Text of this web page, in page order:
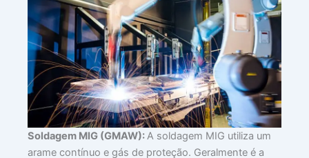
Soldagem MIG (GMAW):A soldagem MIG utiliza um
arame contínuo e gás de proteção. Geralmente é a